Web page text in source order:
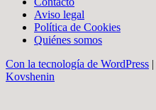
Aviso legal
Política de Cookies
Quiénes somos
Con la tecnología de WordPress |
Kovshenin